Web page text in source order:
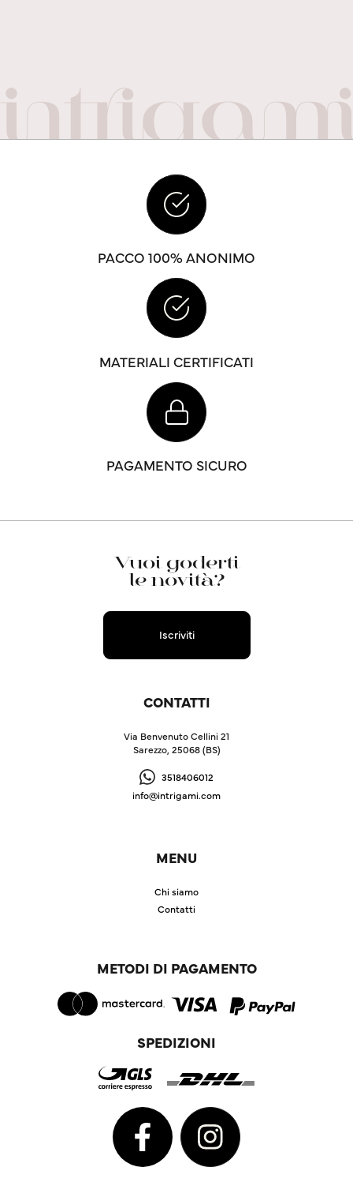
PACCO 100% ANONIMO
MATERIALI CERTIFICATI
PAGAMENTO SICURO
Vuoi goderti
le novità?
Iscriviti
CONTATTI
Via Benvenuto Cellini 21
Sarezzo, 25068 (BS)
3518406012
info@intrigami.com
MENU
Chi siamo
Contatti
METODI DI PAGAMENTO
SPEDIZIONI